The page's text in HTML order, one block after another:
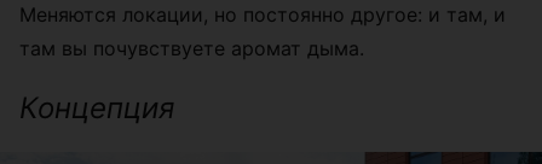
Меняются локации, но постоянно другое: и там, и
там вы почувствуете аромат дыма.
Концепция